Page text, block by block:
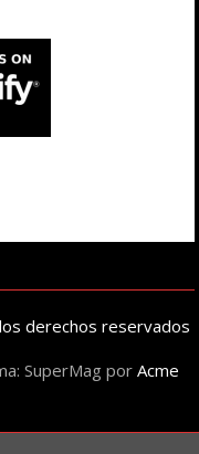
derechos reservados
SuperMag porAcme